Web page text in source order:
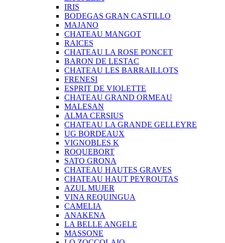
IRIS
BODEGAS GRAN CASTILLO
MAJANO
CHATEAU MANGOT
RAICES
CHATEAU LA ROSE PONCET
BARON DE LESTAC
CHATEAU LES BARRAILLOTS
FRENESI
ESPRIT DE VIOLETTE
CHATEAU GRAND ORMEAU
MALESAN
ALMA CERSIUS
CHATEAU LA GRANDE GELLEYRE
UG BORDEAUX
VIGNOBLES K
ROQUEBORT
SATO GRONA
CHATEAU HAUTES GRAVES
CHATEAU HAUT PEYROUTAS
AZUL MUJER
VINA REQUINGUA
CAMELIA
ANAKENA
LA BELLE ANGELE
MASSONE